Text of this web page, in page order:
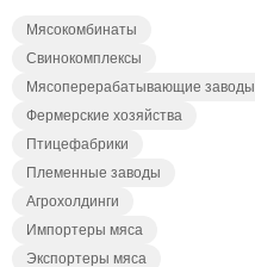
Мясокомбинаты
Свинокомплексы
Мясоперерабатывающие заводы
Фермерские хозяйства
Птицефабрики
Племенные заводы
Агрохолдинги
Импортеры мяса
Экспортеры мяса